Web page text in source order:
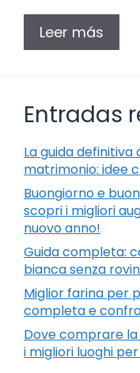
Leer más
Entradas
La guida
matrimonio: idee
Buongiorno e
scopri i migliori
nuovo anno!
Guida completa:
bianca senza
Miglior farina per
completa e
Dove comprare
i migliori luoghi